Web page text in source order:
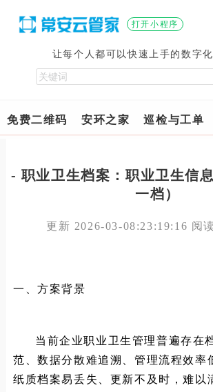
打开小程序
让每个人都可以快速上手的数字
免费二维码 安环之家 巡检与工单
- 职业卫生档案：职业卫生信
一档）
更新 2026-03-08:23:19:16 阅
一、方案背景
当前企业职业卫生管理普遍存在
范、数据分散难追溯、管理流程效率
纸质档案易丢失、更新不及时，难以